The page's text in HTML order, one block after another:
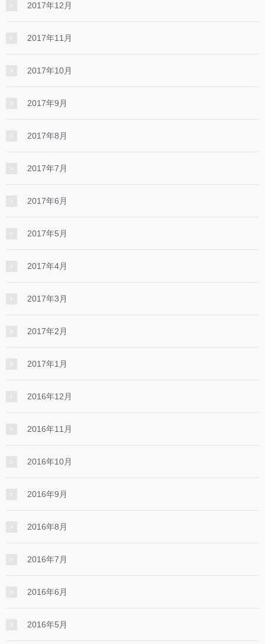
2017年12月
2017年11月
2017年10月
2017年9月
2017年8月
2017年7月
2017年6月
2017年5月
2017年4月
2017年3月
2017年2月
2017年1月
2016年12月
2016年11月
2016年10月
2016年9月
2016年8月
2016年7月
2016年6月
2016年5月